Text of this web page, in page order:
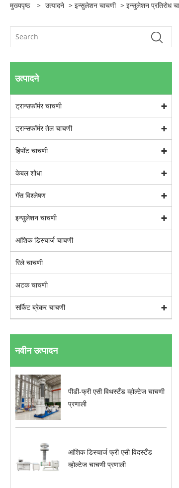
मुख्यपृष्ठ > उत्पादने > इन्सुलेशन चाचणी > इन्सुलेशन प्रतिरोध
उत्पादने
ट्रान्सफॉर्मर चाचणी
ट्रान्सफॉर्मर तेल चाचणी
हिपॉट चाचणी
केबल शोधा
गॅस विश्लेषण
इन्सुलेशन चाचणी
आंशिक डिस्चार्ज चाचणी
रिले चाचणी
अटक चाचणी
सर्किट ब्रेकर चाचणी
नवीन उत्पादन
पीडी-फ्री एसी विथस्टँड व्होल्टेज चाचणी
प्रणाली
आंशिक डिस्चार्ज फ्री एसी विदस्टँड
व्होल्टेज चाचणी प्रणाली